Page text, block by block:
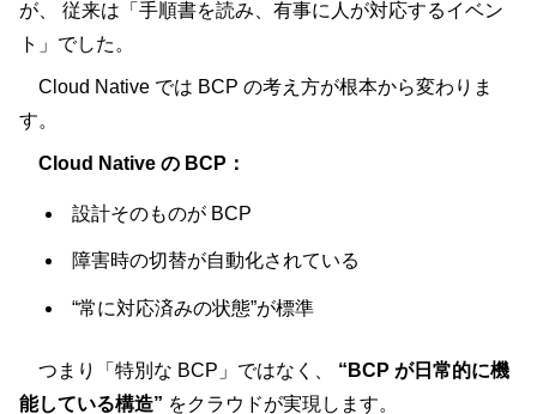
が、 従来は「手順書を読み、有事に人が対応するイベン
ト」でした。
Cloud Native では BCP の考え方が根本から変わりま
す。
Cloud Native の BCP：
設計そのものが BCP
障害時の切替が自動化されている
“常に対応済みの状態”が標準
つまり「特別な BCP」ではなく、 “BCP が日常的に機
能している構造” をクラウドが実現します。